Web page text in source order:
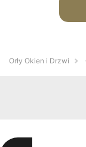
Orły Okien i Drzwi